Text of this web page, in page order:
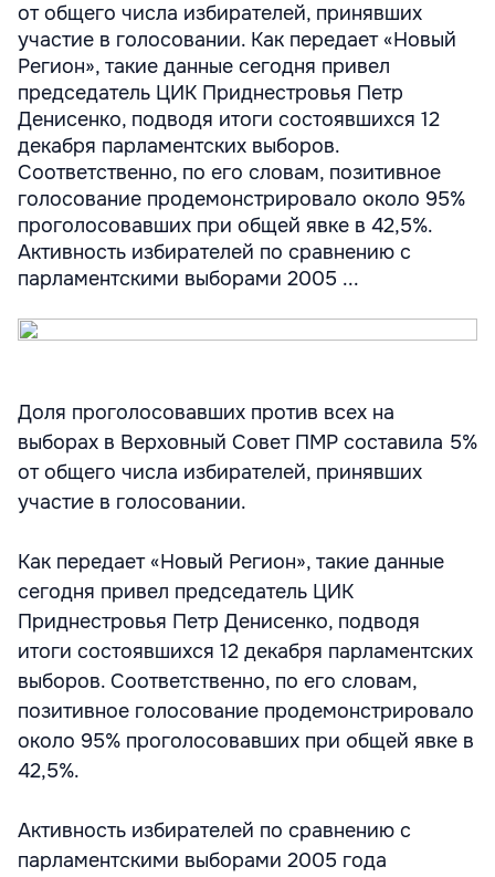
от общего числа избирателей, принявших
участие в голосовании. Как передает «Новый
Регион», такие данные сегодня привел
председатель ЦИК Приднестровья Петр
Денисенко, подводя итоги состоявшихся 12
декабря парламентских выборов.
Соответственно, по его словам, позитивное
голосование продемонстрировало около 95%
проголосовавших при общей явке в 42,5%.
Активность избирателей по сравнению с
парламентскими выборами 2005 ...
Доля проголосовавших против всех на
выборах в Верховный Совет ПМР составила 5%
от общего числа избирателей, принявших
участие в голосовании.
Как передает «Новый Регион», такие данные
сегодня привел председатель ЦИК
Приднестровья Петр Денисенко, подводя
итоги состоявшихся 12 декабря парламентских
выборов. Соответственно, по его словам,
позитивное голосование продемонстрировало
около 95% проголосовавших при общей явке в
42,5%.
Активность избирателей по сравнению с
парламентскими выборами 2005 года